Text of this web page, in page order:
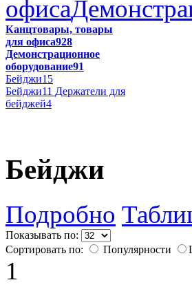
офиса
Канцтовары, товары
для офиса928
Демонстрационное
оборудование91
Бейджи15
Бейджи11 Держатели для
бейджей4
Бейджи
Подробно
Показывать по:
Сортировать по:
Популярности
1